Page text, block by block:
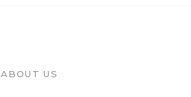
ABOUT US